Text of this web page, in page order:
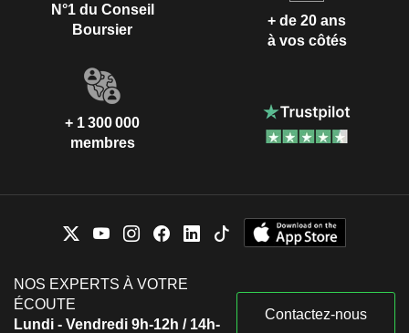
N°1 du Conseil
Boursier
+ de 20 ans
à vos côtés
+ 1 300 000
membres
NOS EXPERTS À VOTRE
ÉCOUTE
Lundi - Vendredi 9h-12h / 14h-
Contactez-nous